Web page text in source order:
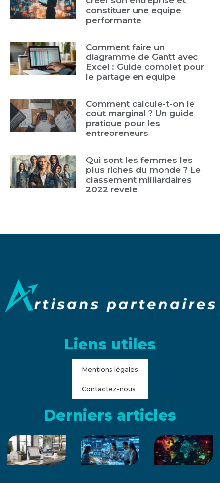
constituer une equipe
performante
Comment faire un
diagramme de Gantt avec
Excel : Guide complet pour
le partage en equipe
Comment calcule-t-on le
cout marginal ? Un guide
pratique pour les
entrepreneurs
Qui sont les femmes les
plus riches du monde ? Le
classement milliardaires
2022 revele
Liens utiles
Mentions légales
Contactez-nous
Derniers articles